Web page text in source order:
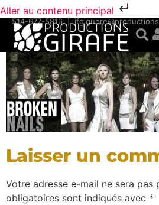
Aller au contenu principal
514-677-5816|
Laisser un
Votre adresse e-mail ne sera pas
obligatoires sont indiqués avec *